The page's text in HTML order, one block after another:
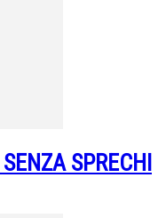
SPRECHI